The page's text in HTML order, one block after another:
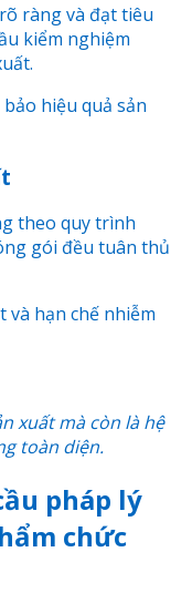
ràng và đạt tiêu
kiểm nghiệm
hiệu quả sản
theo quy trình
gói đều tuân thủ
hạn chế nhiễm
xuất mà còn là hệ
toàn diện.
pháp lý
chức